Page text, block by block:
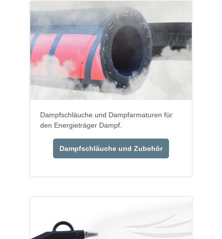
Dampfschläuche und Dampfarmaturen für
den Energieträger Dampf.
Dampfschläuche und Zubehör